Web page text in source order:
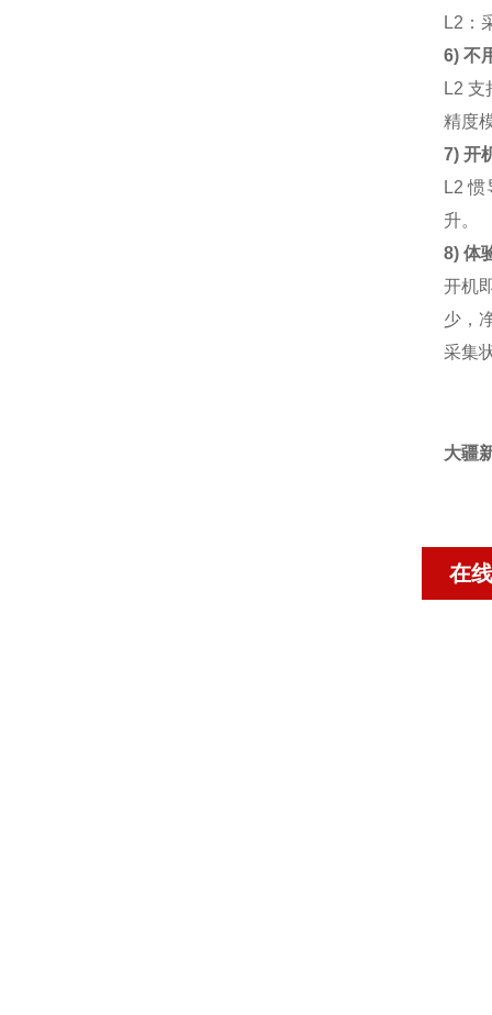
L2：
6) 不
L2
精度
7) 开
L2
升。
8) 体
开机
少，
采集
大疆
在